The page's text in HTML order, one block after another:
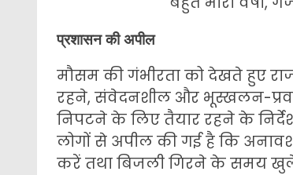
प्रशासन की अपील
मौसम की गंभीरता को देखते हुए
रहने, संवेदनशील और भूस्खलन-प्रवण
निपटने के लिए तैयार रहने के निर्देश
लोगों से अपील की गई है कि
करें तथा बिजली गिरने के समय